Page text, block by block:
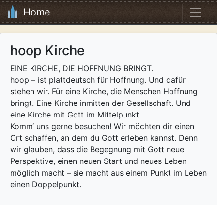
Home
hoop Kirche
EINE KIRCHE, DIE HOFFNUNG BRINGT.
hoop – ist plattdeutsch für Hoffnung. Und dafür
stehen wir. Für eine Kirche, die Menschen Hoffnung
bringt. Eine Kirche inmitten der Gesellschaft. Und
eine Kirche mit Gott im Mittelpunkt.
Komm‘ uns gerne besuchen! Wir möchten dir einen
Ort schaffen, an dem du Gott erleben kannst. Denn
wir glauben, dass die Begegnung mit Gott neue
Perspektive, einen neuen Start und neues Leben
möglich macht – sie macht aus einem Punkt im Leben
einen Doppelpunkt.